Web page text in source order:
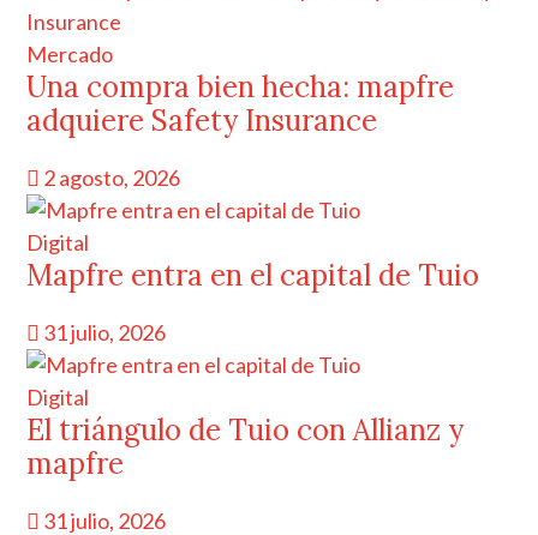
Mercado
Una compra bien hecha: mapfre
adquiere Safety Insurance
2 agosto, 2026
Digital
Mapfre entra en el capital de Tuio
31 julio, 2026
Digital
El triángulo de Tuio con Allianz y
mapfre
31 julio, 2026